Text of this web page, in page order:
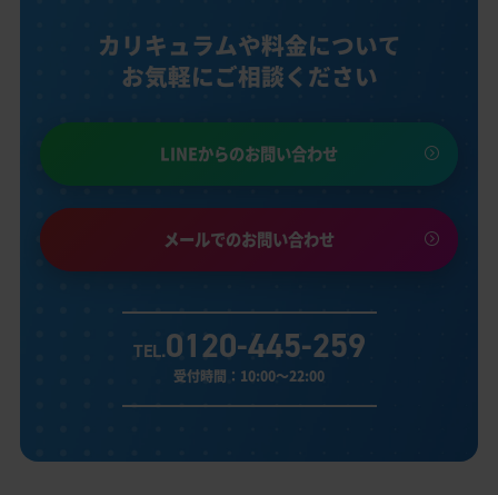
カリキュラムや料金について
お気軽にご相談ください
LINEからのお問い合わせ
メールでのお問い合わせ
TEL.0120-445-259
受付時間：10:00～22:00